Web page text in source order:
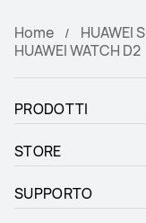
Home
HUAWEI
HUAWEI WATCH D2
PRODOTTI
STORE
SUPPORTO